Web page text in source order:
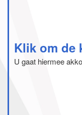
Klik om de
U gaat hiermee